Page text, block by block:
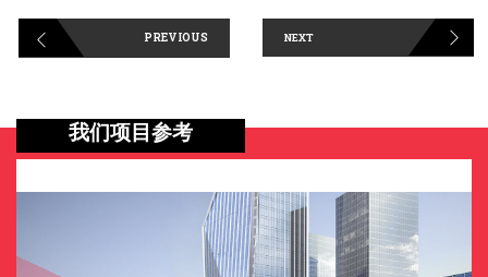
PREVIOUS NEXT
我们项目参考